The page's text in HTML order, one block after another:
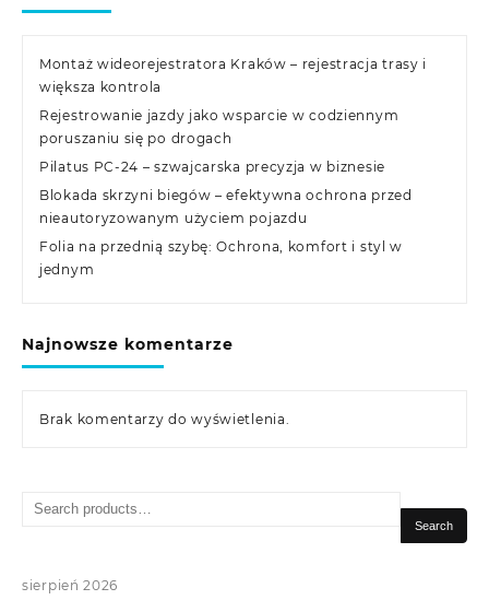
Montaż wideorejestratora Kraków – rejestracja trasy i
większa kontrola
Rejestrowanie jazdy jako wsparcie w codziennym
poruszaniu się po drogach
Pilatus PC-24 – szwajcarska precyzja w biznesie
Blokada skrzyni biegów – efektywna ochrona przed
nieautoryzowanym użyciem pojazdu
Folia na przednią szybę: Ochrona, komfort i styl w
jednym
Najnowsze komentarze
Brak komentarzy do wyświetlenia.
Search
Search
sierpień 2026